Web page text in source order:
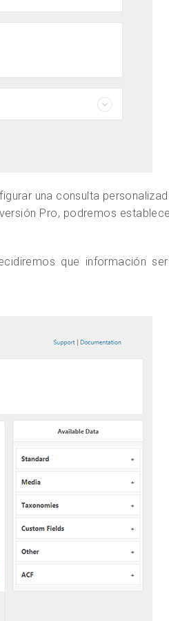
una consulta
Pro, podremos
que información